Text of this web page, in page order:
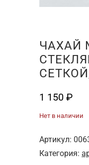
ЧАХАЙ
1 150 ₽
Нет в наличии
Артикул:
Категория: